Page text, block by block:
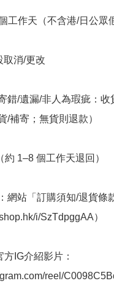
工作天（不含港/日公眾
取消/更改
錯/遺漏/非人為瑕疵：收
/補寄；無貨則退款）
約 1–8 個工作天退回）
網站「訂購須知/退貨條
i/SzTdpggAA）
IG介紹影片：
reel/